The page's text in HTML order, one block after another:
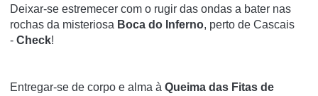
Deixar-se estremecer com o rugir das ondas a bater nas
rochas da misteriosa Boca do Inferno, perto de Cascais
- Check!
Entregar-se de corpo e alma à Queima das Fitas de